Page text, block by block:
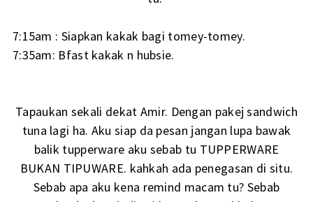
7:15am : Siapkan kakak bagi tomey-tomey.
7:35am: Bfast kakak n hubsie.
Tapaukan sekali dekat Amir. Dengan pakej sandwich
tuna lagi ha. Aku siap da pesan jangan lupa bawak
balik tupperware aku sebab tu TUPPERWARE
BUKAN TIPUWARE. kahkah ada penegasan di situ.
Sebab apa aku kena remind macam tu? Sebab